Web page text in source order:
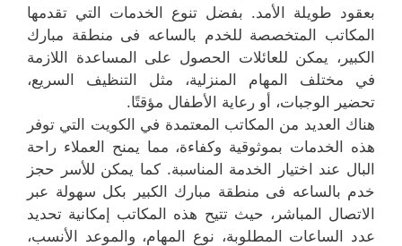
بعقود طويلة الأمد. بفضل تنوع الخدمات التي تقدمها
المكاتب المتخصصة للخدم بالساعه فى منطقة مبارك
الكبير، يمكن للعائلات الحصول على المساعدة اللازمة
في مختلف المهام المنزلية، مثل التنظيف السريع،
تحضير الوجبات، أو رعاية الأطفال مؤقتًا.
هناك العديد من المكاتب المعتمدة في الكويت التي توفر
هذه الخدمات بموثوقية وكفاءة، مما يمنح العملاء راحة
البال عند اختيار الخدمة المناسبة. كما يمكن للأسر حجز
خدم بالساعه فى منطقة مبارك الكبير بكل سهولة عبر
الاتصال المباشر، حيث تتيح هذه المكاتب إمكانية تحديد
عدد الساعات المطلوبة، نوع المهام، والموعد الأنسب،